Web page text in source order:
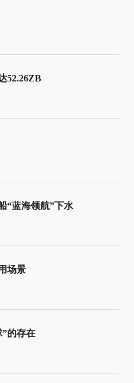
52.26ZB
“蓝海领航”下水
场景
的存在